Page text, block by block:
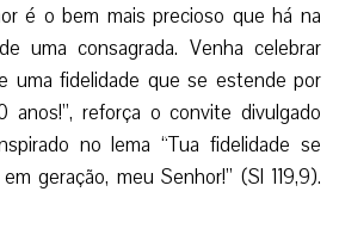
é o bem mais precioso que há na
uma consagrada. Venha celebrar
uma fidelidade que se estende por
reforça o convite divulgado
no lema “Tua fidelidade se
geração, meu Senhor!” (Sl 119,9).